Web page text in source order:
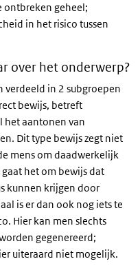
ontbreken geheel;
in het risico tussen
over het onderwerp?
verdeeld in 2 subgroepen
bewijs, betreft
het aantonen van
Dit type bewijs zegt niet
mens om daadwerkelijk
het om bewijs dat
kunnen krijgen door
is er dan ook nog iets te
Hier kan men slechts
gegenereerd;
uiteraard niet mogelijk.